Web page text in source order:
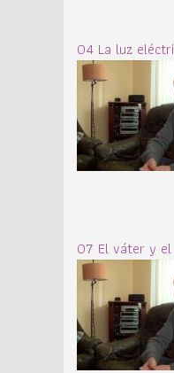
04 La luz
07 El váter y el